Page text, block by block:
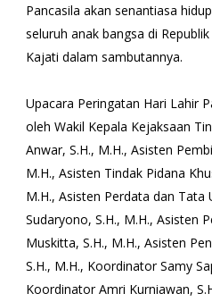
Pancasila akan senantiasa
seluruh anak bangsa di
Kajati dalam sambutannya.
Upacara Peringatan Hari Lahir
oleh Wakil Kepala Kejaksaan
Anwar, S.H., M.H., Asisten
M.H., Asisten Tindak Pidana
M.H., Asisten Perdata dan Tata
Sudaryono, S.H., M.H., Asisten
Muskitta, S.H., M.H., Asisten
S.H., M.H., Koordinator Samy
Koordinator Amri Kurniawan,